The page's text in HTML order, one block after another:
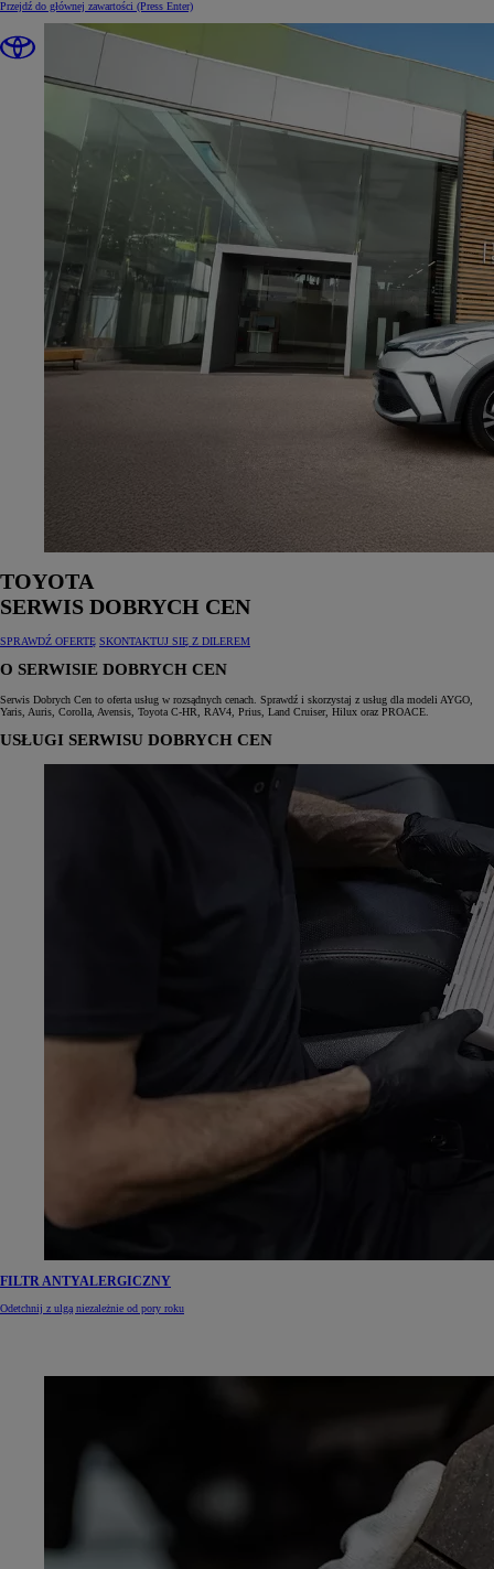
Przejdź do głównej zawartości (Press Enter)
TOYOTA
SERWIS DOBRYCH CEN
SPRAWDŹ OFERTĘ SKONTAKTUJ SIĘ Z DILEREM
O SERWISIE DOBRYCH CEN
Serwis Dobrych Cen to oferta usług w rozsądnych cenach. Sprawdź i skorzystaj z usług dla modeli AYGO,
Yaris, Auris, Corolla, Avensis, Toyota C‑HR, RAV4, Prius, Land Cruiser, Hilux oraz PROACE.
USŁUGI SERWISU DOBRYCH CEN
FILTR ANTYALERGICZNY
Odetchnij z ulgą niezależnie od pory roku